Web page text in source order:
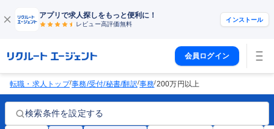
アプリで求人探しをもっと便利に！
レビュー高評価無料
インストール
会員ログイン
転職・求人トップ/事務/受付/秘書/翻訳/事務/200万円以上
検索条件を設定する